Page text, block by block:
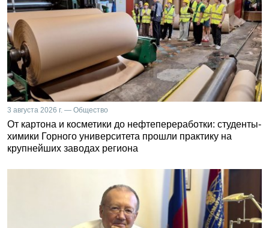
3 августа 2026 г. — Общество
От картона и косметики до нефтепереработки: студенты-
химики Горного университета прошли практику на
крупнейших заводах региона